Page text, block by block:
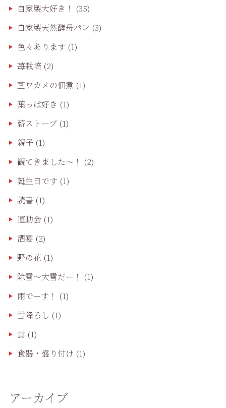
自家製大好き！ (35)
自家製天然酵母パン (3)
色々あります (1)
苺栽培(2)
茎ワカメの佃煮 (1)
葉っぱ好き (1)
薪ストーブ(1)
親子(1)
観てきました〜！ (2)
誕生日です (1)
読書 (1)
運動会(1)
酒宴 (2)
野の花 (1)
除雪〜大雪だー！ (1)
雨でーす！ (1)
雪降ろし (1)
雲 (1)
食器・盛り付け (1)
アーカイブ